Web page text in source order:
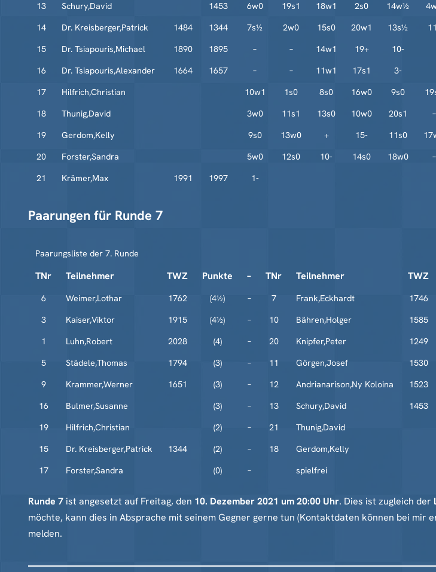
13
Schury,David 1453 6w0 19s1 18w1 2s0 14w½
14
Dr. Kreisberger,Patrick 1484 1344 7s½ 2w0 15s0 20w1 13s½
15
Dr. Tsiapouris,Michael 1890 1895 – – 14w1 19+ 10-
16
Dr. Tsiapouris,Alexander 1664 1657 – – 11w1 17s1 3-
17
Hilfrich,Christian 10w1 1s0 8s0 16w0 9s0
18
Thunig,David 3w0 11s1 13s0 10w0 20s1 –
19
Gerdom,Kelly 9s0 13w0 + 15- 11s0
20
Forster,Sandra 5w0 12s0 10- 14s0 18w0 –
21
Krämer,Max 1991 1997 1-
Paarungen für Runde 7
Paarungsliste der 7. Runde
TNr Teilnehmer TWZ Punkte – TNr Teilnehmer TWZ
6 Weimer,Lothar 1762 (4½) – 7 Frank,Eckhardt 1746
3
Kaiser,Viktor 1915 (4½) – 10 Bähren,Holger 1585
1
Luhn,Robert 2028 (4) – 20 Knipfer,Peter 1249
5
Städele,Thomas 1794 (3) – 11 Görgen,Josef 1530
9
Krammer,Werner 1651 (3) – 12 Andrianarison,Ny Koloina 1523
16
Bulmer,Susanne (3) – 13 Schury,David 1453
19
Hilfrich,Christian (2) – 21 Thunig,David
15
Dr. Kreisberger,Patrick 1344 (2) – 18 Gerdom,Kelly
17
Forster,Sandra (0) – spielfrei
Runde 7 ist angesetzt auf Freitag, den 10. Dezember 2021 um 20:00 Uhr. Dies ist zugleich der
möchte, kann dies in Absprache mit seinem Gegner gerne tun (Kontaktdaten können bei
melden.